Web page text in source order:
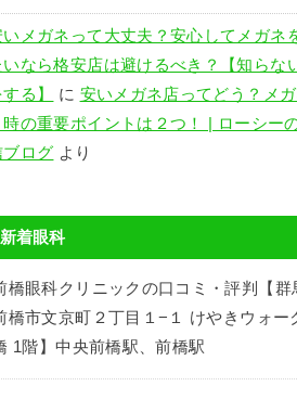
いメガネって大丈夫？安心してメガネ
いなら格安店は避けるべき？【知らな
る】
に 安いメガネ店ってどう？メ
時の重要ポイントは２つ！ | ローシー
ブログ より
新着眼科
橋眼科クリニックの口コミ・評判【群
橋市文京町２丁目１−１ けやきウォー
1階】中央前橋駅、前橋駅